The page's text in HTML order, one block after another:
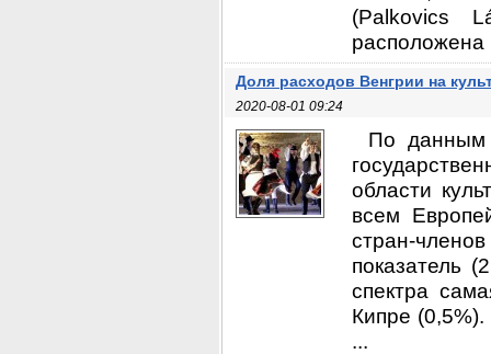
(Palkovics
расположена
Доля расходов Венгрии на
2020-08-01 09:24
По данным
области
всем
стран-
показатель
спектра
Кипре
...